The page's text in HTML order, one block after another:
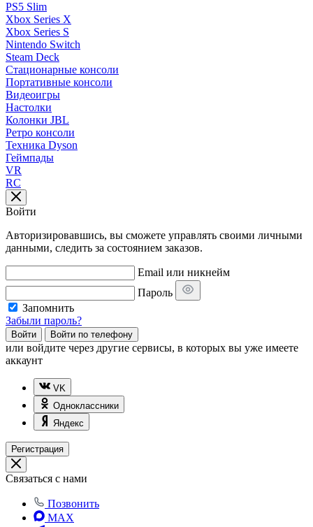
PS5 Slim
Xbox Series X
Xbox Series S
Nintendo Switch
Steam Deck
Стационарные консоли
Портативные консоли
Видеоигры
Настолки
Колонки JBL
Ретро консоли
Техника Dyson
Геймпады
VR
RC
Войти
Авторизировавшись, вы сможете управлять своими личными
данными, следить за состоянием заказов.
Email или никнейм
Пароль
Запомнить
Забыли пароль?
Войти Войти по телефону
или войдите через другие сервисы, в которых вы уже имеете
аккаунт
VK
Одноклассники
Яндекс
Регистрация
Связаться с нами
Позвонить
MAX